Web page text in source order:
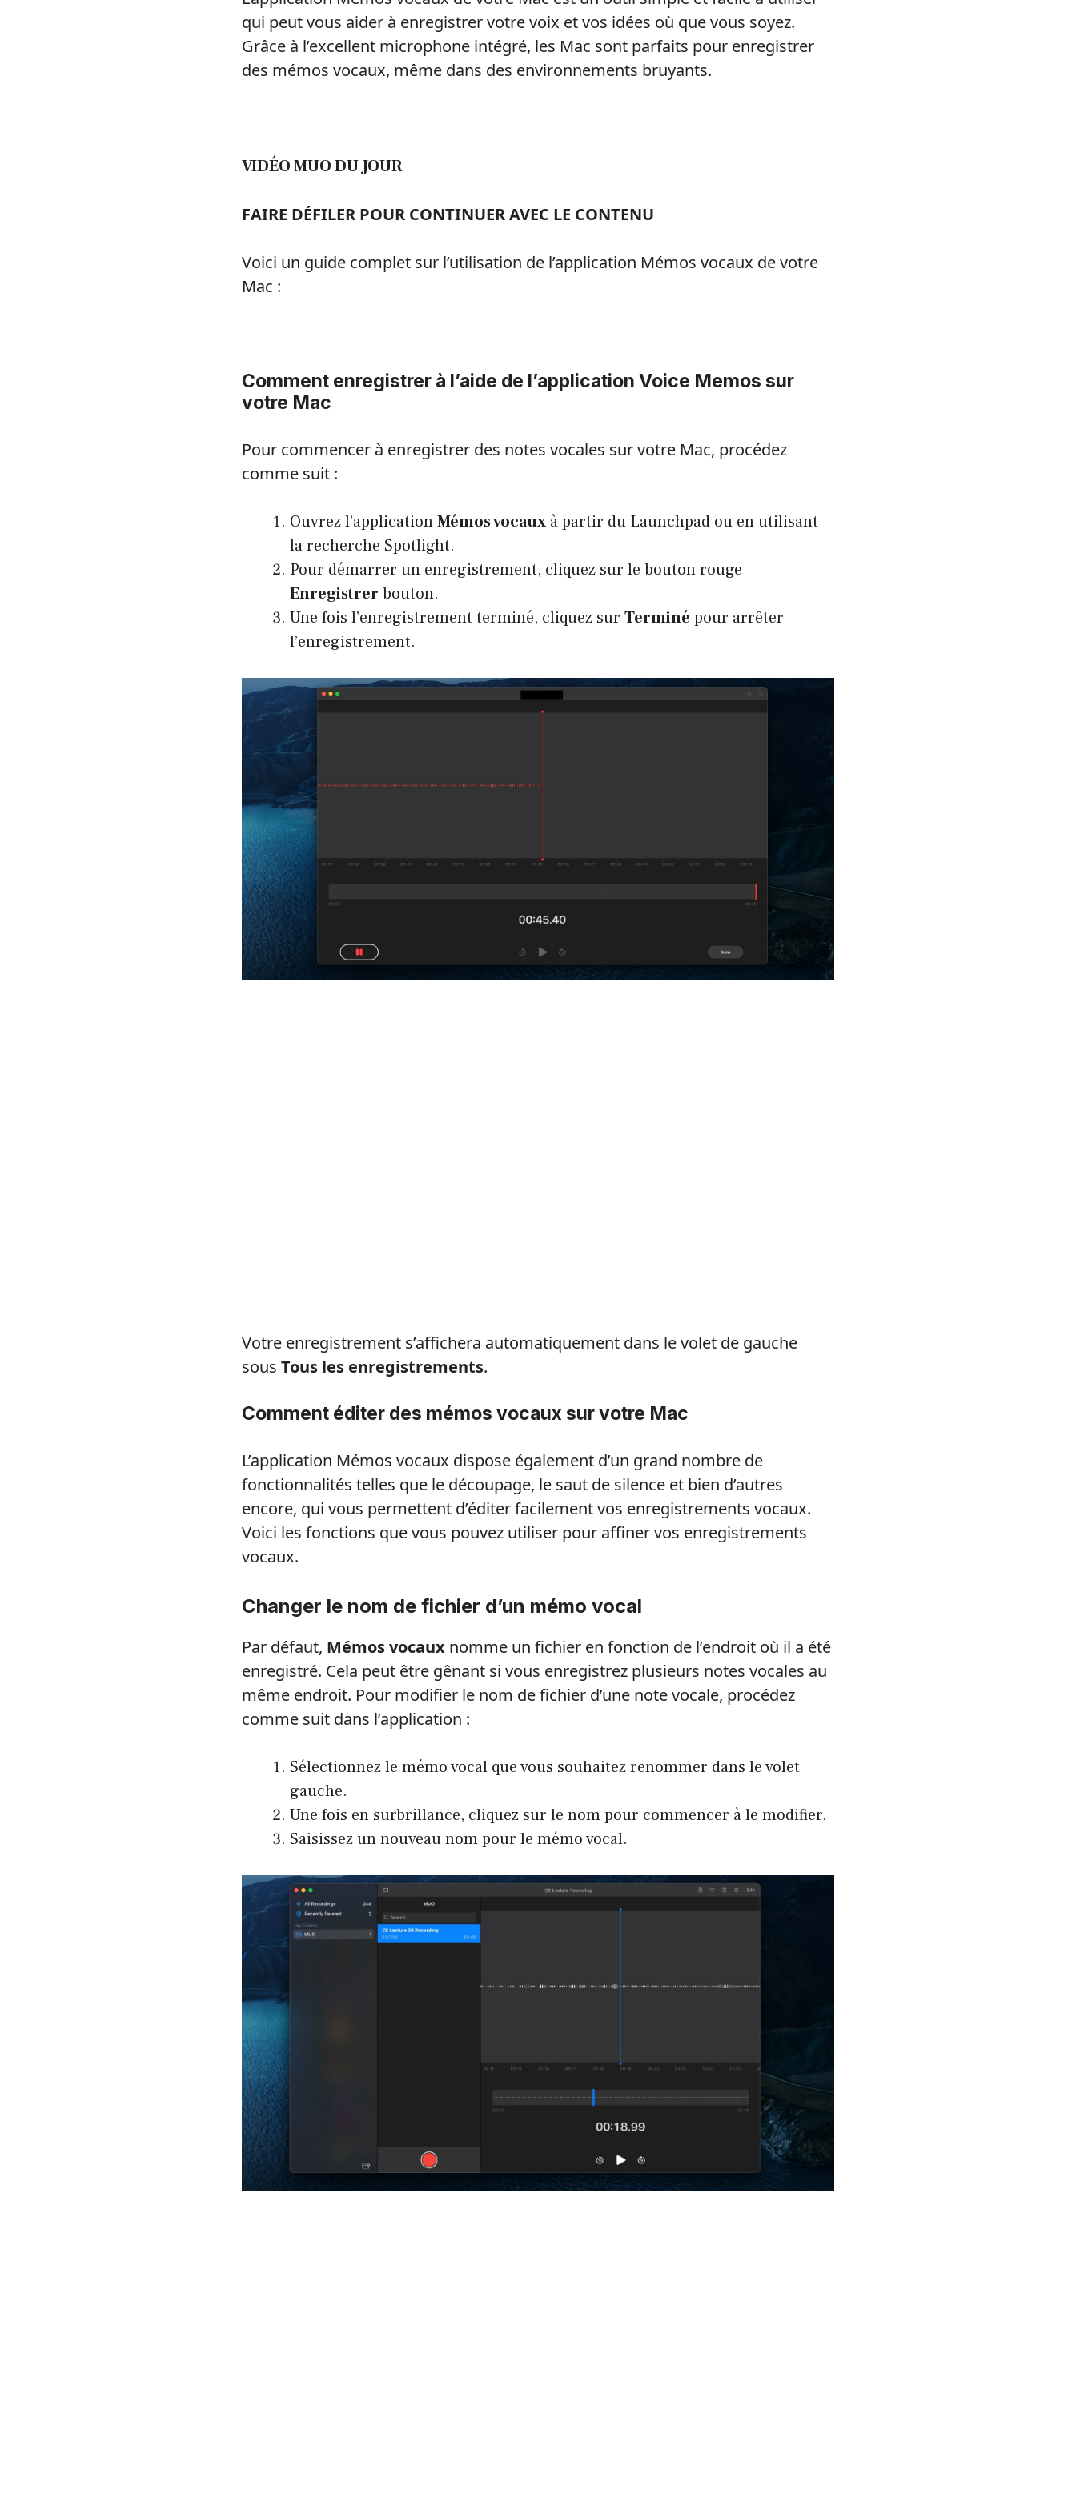
qui peut vous aider à enregistrer votre voix et vos idées où que vous soyez.
Grâce à l’excellent microphone intégré, les Mac sont parfaits pour enregistrer
des mémos vocaux, même dans des environnements bruyants.
VIDÉO MUO DU JOUR
FAIRE DÉFILER POUR CONTINUER AVEC LE CONTENU
Voici un guide complet sur l’utilisation de l’application Mémos vocaux de votre
Mac :
Comment enregistrer à l’aide de l’application Voice Memos sur
votre Mac
Pour commencer à enregistrer des notes vocales sur votre Mac, procédez
comme suit :
Ouvrez l’applicationMémos vocaux à partir du Launchpad ou en utilisant
la recherche Spotlight.
Pour démarrer un enregistrement, cliquez sur le bouton rouge
Enregistrer bouton.
Une fois l’enregistrement terminé, cliquez sur Terminé pour arrêter
l’enregistrement.
Votre enregistrement s’affichera automatiquement dans le volet de gauche
sous Tous les enregistrements.
Comment éditer des mémos vocaux sur votre Mac
L’application Mémos vocaux dispose également d’un grand nombre de
fonctionnalités telles que le découpage, le saut de silence et bien d’autres
encore, qui vous permettent d’éditer facilement vos enregistrements vocaux.
Voici les fonctions que vous pouvez utiliser pour affiner vos enregistrements
vocaux.
Changer le nom de fichier d’un mémo vocal
Par défaut, Mémos vocaux nomme un fichier en fonction de l’endroit où il a été
enregistré. Cela peut être gênant si vous enregistrez plusieurs notes vocales au
même endroit. Pour modifier le nom de fichier d’une note vocale, procédez
comme suit dans l’application :
Sélectionnez le mémo vocal que vous souhaitez renommer dans le volet
gauche.
Une fois en surbrillance, cliquez sur le nom pour commencer à le modifier.
Saisissez un nouveau nom pour le mémo vocal.